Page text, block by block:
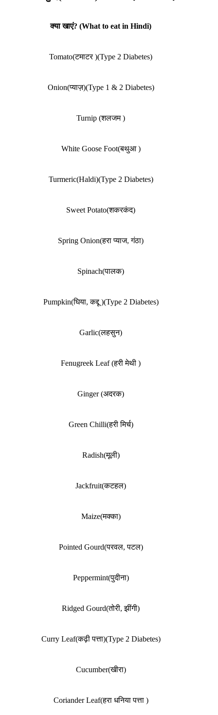
क्या खाएं? (What to eat in Hindi)
Tomato(टमाटर )(Type 2 Diabetes)
Onion(प्याज़)(Type 1 & 2 Diabetes)
Turnip (शलजम )
White Goose Foot(बथुआ )
Turmeric(Haldi)(Type 2 Diabetes)
Sweet Potato(शकरकंद)
Spring Onion(हरा प्याज, गंठा)
Spinach(पालक)
Pumpkin(घिया, कद्दू )(Type 2 Diabetes)
Garlic(लहसुन)
Fenugreek Leaf (हरी मेथी )
Ginger (अदरक)
Green Chilli(हरी मिर्च)
Radish(मूली)
Jackfruit(कटहल)
Maize(मक्का)
Pointed Gourd(परवल, पटल)
Peppermint(पुदीना)
Ridged Gourd(तोरी, झींगी)
Curry Leaf(कढ़ी पत्ता)(Type 2 Diabetes)
Cucumber(खीरा)
Coriander Leaf(हरा धनिया पत्ता )